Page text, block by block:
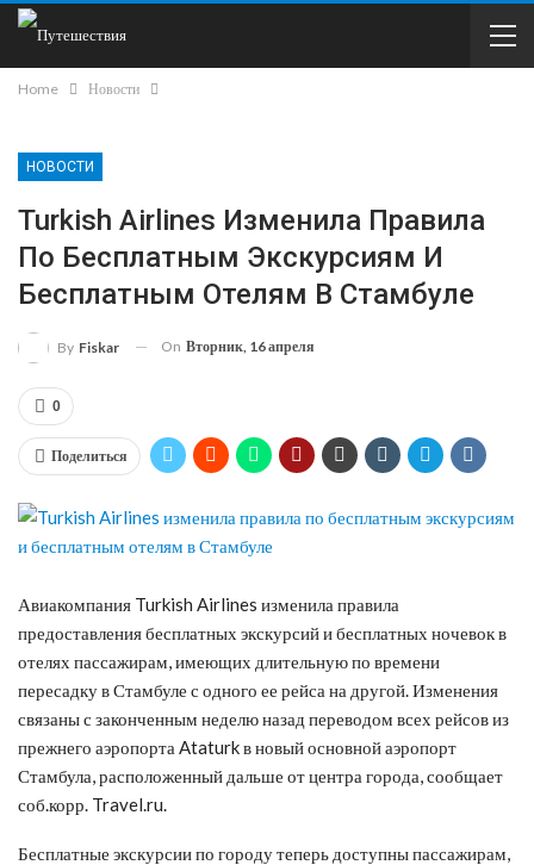
Home Новости
НОВОСТИ
Turkish Airlines Изменила Правила
По Бесплатным Экскурсиям И
Бесплатным Отелям В Стамбуле
By Fiskar On Вторник, 16 апреля
0
Поделиться
Авиакомпания Turkish Airlines изменила правила
предоставления бесплатных экскурсий и бесплатных ночевок в
отелях пассажирам, имеющих длительную по времени
пересадку в Стамбуле с одного ее рейса на другой. Изменения
связаны с законченным неделю назад переводом всех рейсов из
прежнего аэропорта Ataturk в новый основной аэропорт
Стамбула, расположенный дальше от центра города, сообщает
соб.корр. Travel.ru.
Бесплатные экскурсии по городу теперь доступны пассажирам,